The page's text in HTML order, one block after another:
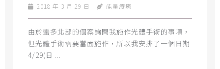
2018 年 3 月 29 日 能量療癒
由於蠻多北部的個案詢問我施作光體手術的事項，
但光體手術需要當面施作，所以我安排了一個日期
4/29(日 ...